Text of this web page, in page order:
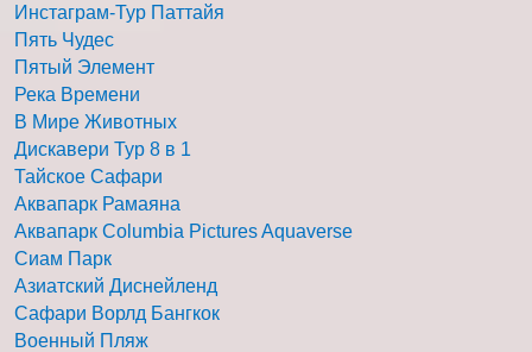
Инстаграм-Тур Паттайя
Пять Чудес
Пятый Элемент
Река Времени
В Мире Животных
Дискавери Тур 8 в 1
Тайское Сафари
Аквапарк Рамаяна
Аквапарк Columbia Pictures Aquaverse
Сиам Парк
Азиатский Диснейленд
Сафари Ворлд Бангкок
Военный Пляж